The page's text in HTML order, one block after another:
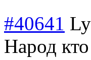
#40641
Народ